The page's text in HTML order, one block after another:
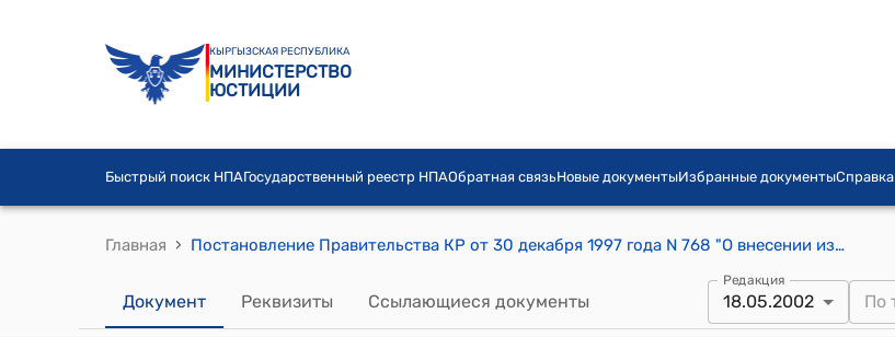
КЫРГЫЗСКАЯ РЕСПУБЛИКА
МИНИСТЕРСТВО
ЮСТИЦИИ
Быстрый поиск НПАГосударственный реестр НПАОбратная связьНовые документыИзбранные документыСправка
Главная › Постановление Правительства КР от 30 декабря 1997 года N 768 "О внесении изменений в постановление Правительства Кыргызской Республики от 10 октября 1996 года N 470 "О преобразовании Ошского педагогического колледжа в Ошский высший колледж"
Документ Реквизиты Ссылающиеся документы
Редакция
18.05.2002